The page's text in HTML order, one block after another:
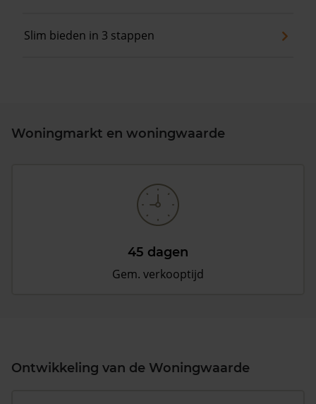
Slim bieden in 3 stappen
Woningmarkt en woningwaarde
45 dagen
Gem. verkooptijd
Ontwikkeling van de Woningwaarde